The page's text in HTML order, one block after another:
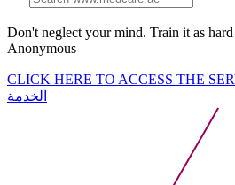
Don't neglect your mind. Train it as
Anonymous
CLICK HERE TO ACCESS THE
الخدمة